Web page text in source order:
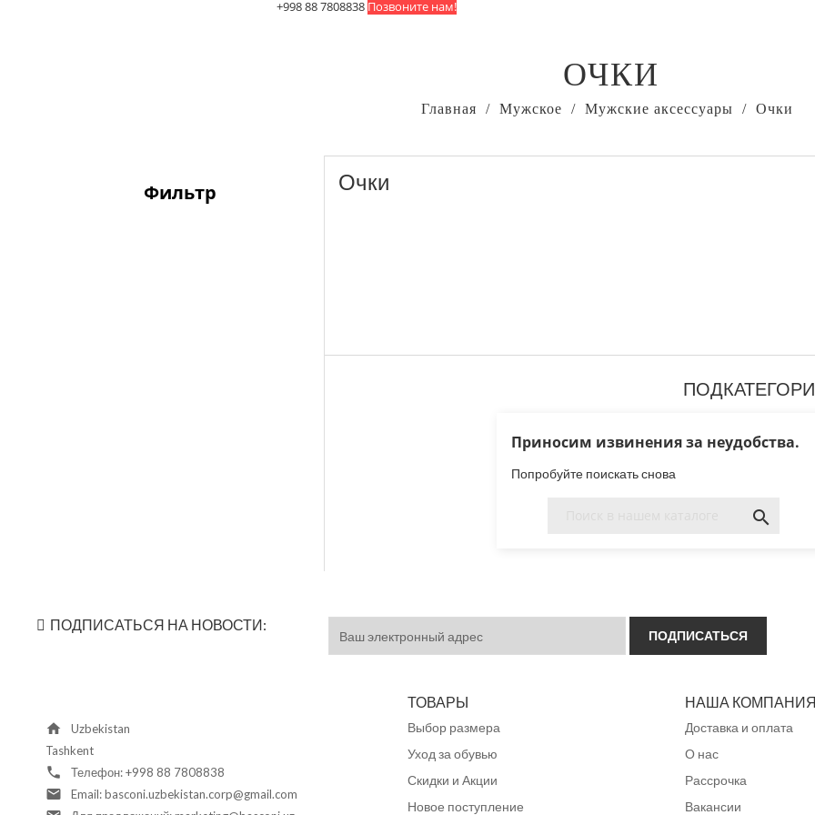
+998 88 7808838 Позвоните нам!
ОЧКИ
Главная Мужское Мужские аксессуары Очки
Фильтр Очки
Приносим извинения за неудобства.
Попробуйте поискать снова

ПОДПИСАТЬСЯ НА НОВОСТИ:
home
Uzbekistan
Tashkent
phone Телефон:+998 88 7808838
email Email:basconi.uzbekistan.corp@gmail.com
ТОВАРЫ
Выбор размера
Уход за обувью
Скидки и Акции
Новое поступление
НАША
Доставка и оплата
О нас
Рассрочка
Вакансии